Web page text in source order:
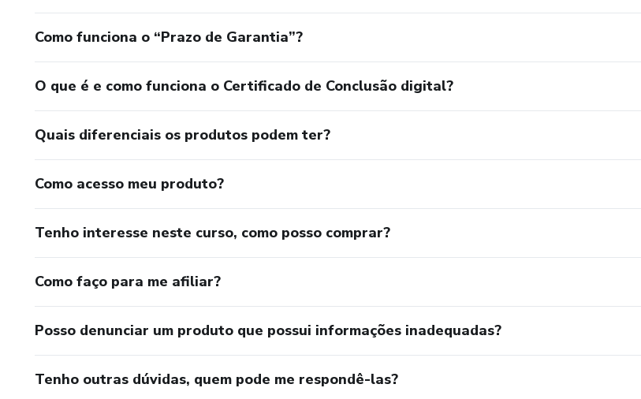
Como funciona o “Prazo de Garantia”?
O que é e como funciona o Certificado de Conclusão digital?
Quais diferenciais os produtos podem ter?
Como acesso meu produto?
Tenho interesse neste curso, como posso comprar?
Como faço para me afiliar?
Posso denunciar um produto que possui informações inadequadas?
Tenho outras dúvidas, quem pode me respondê-las?